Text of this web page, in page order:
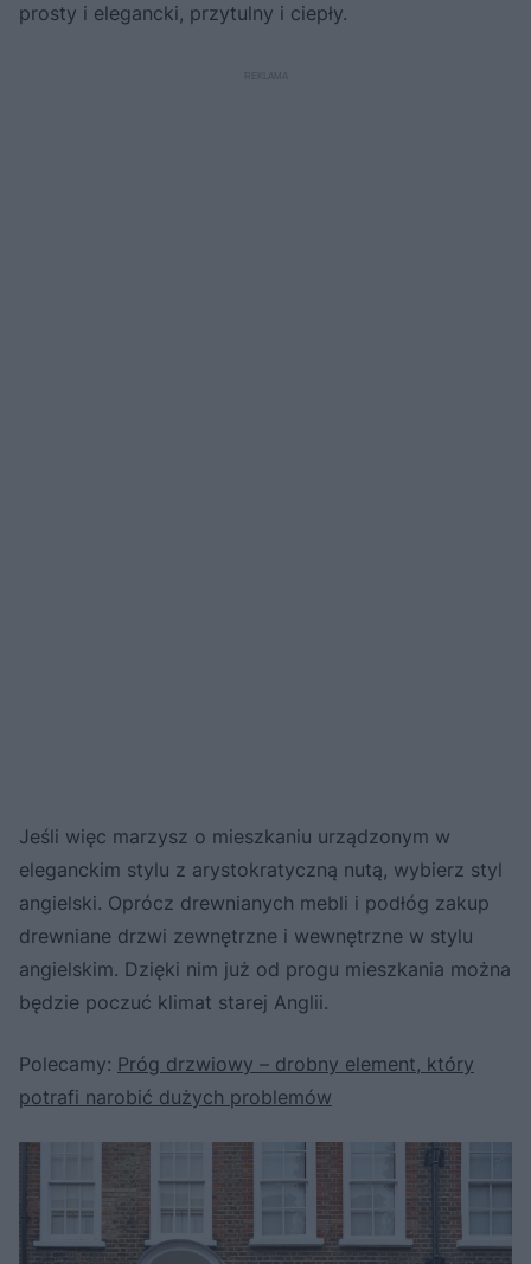
prosty i elegancki, przytulny i ciepły.
Jeśli więc marzysz o mieszkaniu urządzonym w
eleganckim stylu z arystokratyczną nutą, wybierz styl
angielski. Oprócz drewnianych mebli i podłóg zakup
drewniane drzwi zewnętrzne i wewnętrzne w stylu
angielskim. Dzięki nim już od progu mieszkania można
będzie poczuć klimat starej Anglii.
Polecamy: Próg drzwiowy – drobny element, który
potrafi narobić dużych problemów